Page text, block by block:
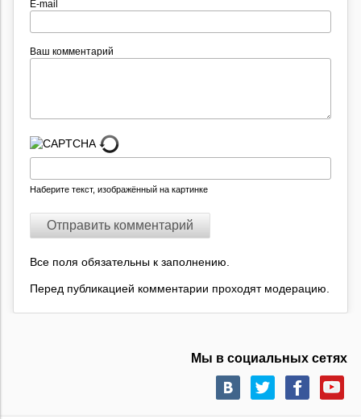
E-mail
Ваш комментарий
Наберите текст, изображённый на картинке
Все поля обязательны к заполнению.
Перед публикацией комментарии проходят модерацию.
Мы в социальных сетях